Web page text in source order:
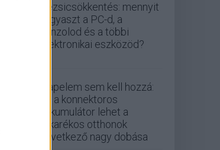
Rezsicsökkentés: mennyit
fogyaszt a PC-d, a
konzolod és a többi
elektronikai eszközöd?
Napelem sem kell hozzá:
ez a konnektoros
akkumulátor lehet a
takarékos otthonok
következő nagy dobása